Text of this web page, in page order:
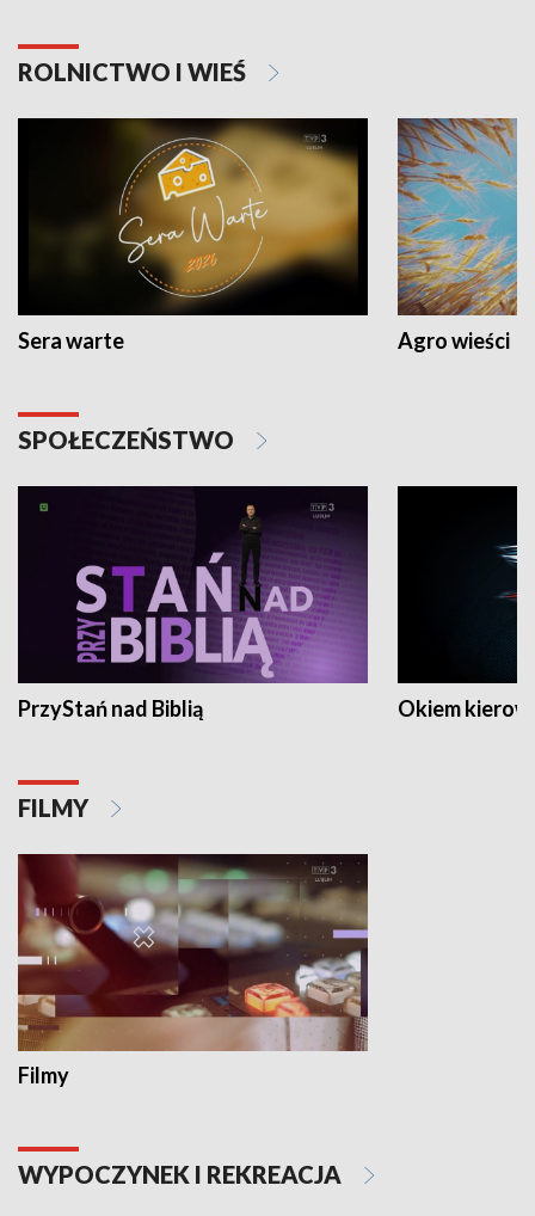
ROLNICTWO I WIEŚ
Sera warte Agro wieści
SPOŁECZEŃSTWO
PrzyStań nad Biblią Okiem
FILMY
Filmy
WYPOCZYNEK I REKREACJA